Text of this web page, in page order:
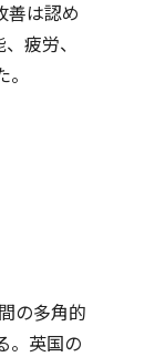
は認め
疲労、
の多角的
。英国の